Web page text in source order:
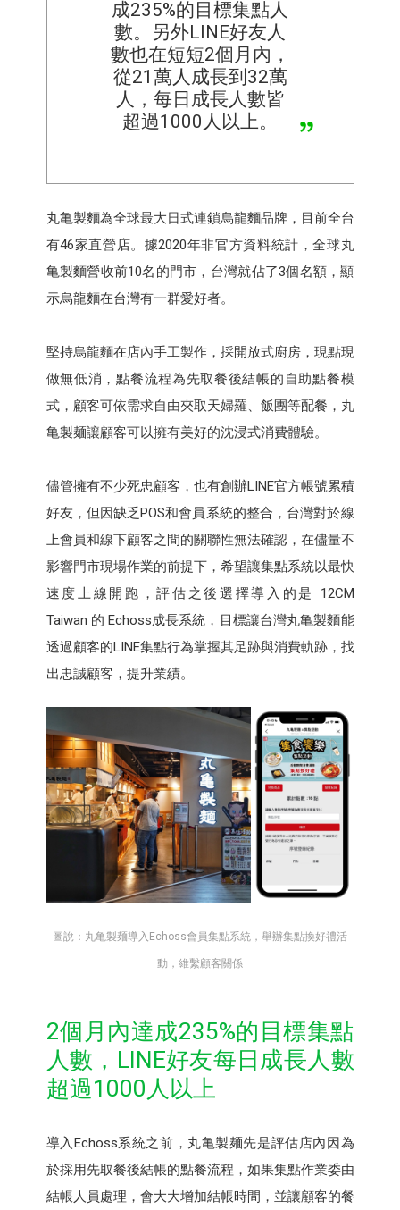
成235%的目標集點人
數。另外LINE好友人
數也在短短2個月內，
從21萬人成長到32萬
人，每日成長人數皆
超過1000人以上。
丸亀製麵為全球最大日式連鎖烏龍麵品牌，目前全台
有46家直營店。據2020年非官方資料統計，全球丸
亀製麵營收前10名的門市，台灣就佔了3個名額，顯
示烏龍麵在台灣有一群愛好者。
堅持烏龍麵在店內手工製作，採開放式廚房，現點現
做無低消，點餐流程為先取餐後結帳的自助點餐模
式，顧客可依需求自由夾取天婦羅、飯團等配餐，丸
亀製麺讓顧客可以擁有美好的沈浸式消費體驗。
儘管擁有不少死忠顧客，也有創辦LINE官方帳號累積
好友，但因缺乏POS和會員系統的整合，台灣對於線
上會員和線下顧客之間的關聯性無法確認，在儘量不
影響門市現場作業的前提下，希望讓集點系統以最快
速度上線開跑，評估之後選擇導入的是 12CM
Taiwan 的 Echoss成長系統，目標讓台灣丸亀製麵能
透過顧客的LINE集點行為掌握其足跡與消費軌跡，找
出忠誠顧客，提升業績。
圖說：丸亀製麺導入Echoss會員集點系統，舉辦集點換好禮活
動，維繫顧客關係
2個月內達成235%的目標集點
人數，LINE好友每日成長人數
超過1000人以上
導入Echoss系統之前，丸亀製麺先是評估店內因為
於採用先取餐後結帳的點餐流程，如果集點作業委由
結帳人員處理，會大大增加結帳時間，並讓顧客的餐